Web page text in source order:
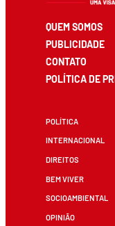
QUEM SOMOS
PUBLICIDADE
CONTATO
POLÍTICA DE
POLÍTICA
INTERNACIONAL
DIREITOS
BEM VIVER
SOCIOAMBIENTAL
OPINIÃO